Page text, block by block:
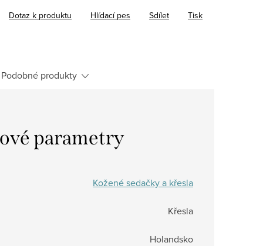
Tisk
Dotaz k produktu Hlídací pes Sdílet
Podobné produkty
parametry
Kožené sedačky a křesla
Křesla
Holandsko